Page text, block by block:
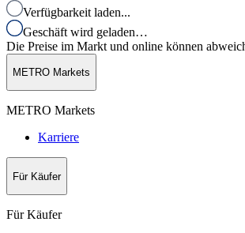
Verfügbarkeit laden...
Geschäft wird geladen…
Die Preise im Markt und online können
METRO Markets
METRO Markets
Karriere
Für Käufer
Für Käufer